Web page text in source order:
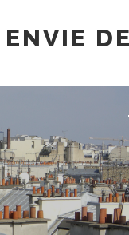
ENVIE